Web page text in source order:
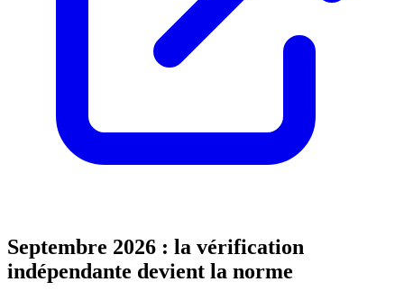
Septembre 2026 : la vérification
indépendante devient la norme